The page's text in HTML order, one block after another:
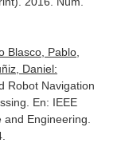
Blasco, Pablo,
Daniel:
Robot Navigation
En: IEEE
and Engineering